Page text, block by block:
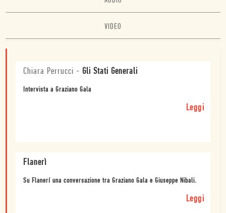
VIDEO
Chiara Perrucci - Gli Stati Generali
Intervista a Graziano Gala
Leggi
Flanerì
Su Flanerí una conversazione tra Graziano Gala e Giuseppe Nibali.
Leggi